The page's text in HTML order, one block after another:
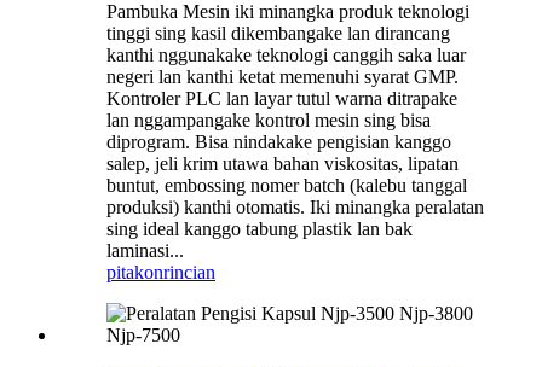
Pambuka Mesin iki minangka produk teknologi
tinggi sing kasil dikembangake lan dirancang
kanthi nggunakake teknologi canggih saka luar
negeri lan kanthi ketat memenuhi syarat GMP.
Kontroler PLC lan layar tutul warna ditrapake
lan nggampangake kontrol mesin sing bisa
diprogram. Bisa nindakake pengisian kanggo
salep, jeli krim utawa bahan viskositas, lipatan
buntut, embossing nomer batch (kalebu tanggal
produksi) kanthi otomatis. Iki minangka peralatan
sing ideal kanggo tabung plastik lan bak
laminasi...
pitakonrincian